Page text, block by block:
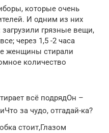
которые очень
И одним из них
грязные вещи,
через 1,5 -2 часа
женщины стирали
количество
всё подрядОн –
за чудо, отгадай-ка?
стоит,Глазом